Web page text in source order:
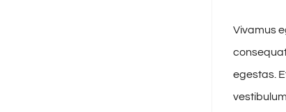
Vivamus
egestas.